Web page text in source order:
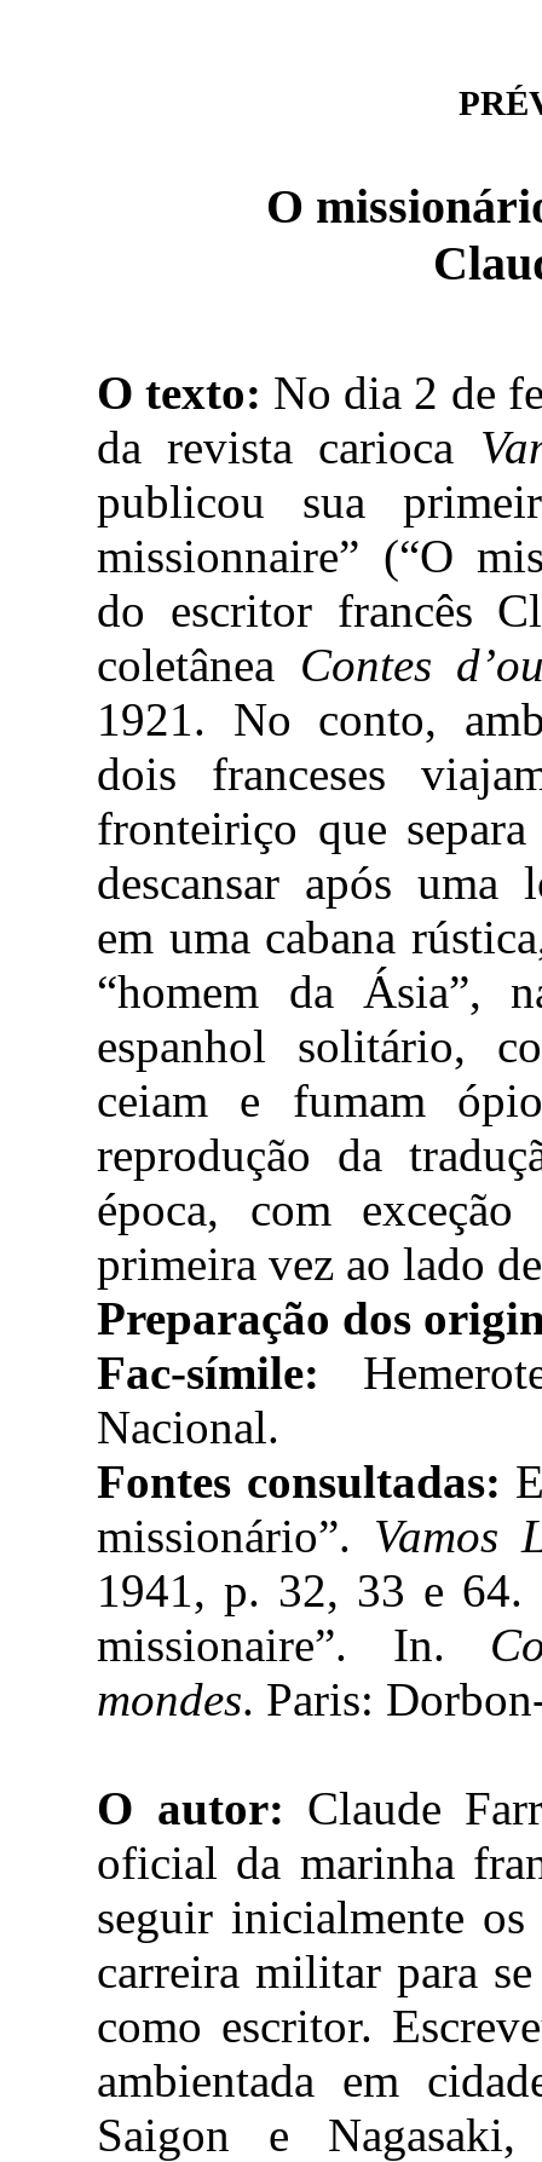
O
O texto: No dia 2 de
da revista carioca
publicou sua
missionnaire” (“O
do escritor francês
coletânea Contes
1921. No conto,
dois franceses
fronteiriço que
descansar após uma
em uma cabana
“homem da Ásia”,
espanhol solitário,
ceiam e fumam
reprodução da
época, com
primeira vez ao lado
Preparação dos
Fac-símile:
Nacional.
Fontes consultadas:
missionário”. Vamos
1941, p. 32, 33 e 64.
missionaire”. In.
mondes. Paris:
O autor: Claude
oficial da marinha
seguir inicialmente os
carreira militar para
como escritor.
ambientada em
Saigon e